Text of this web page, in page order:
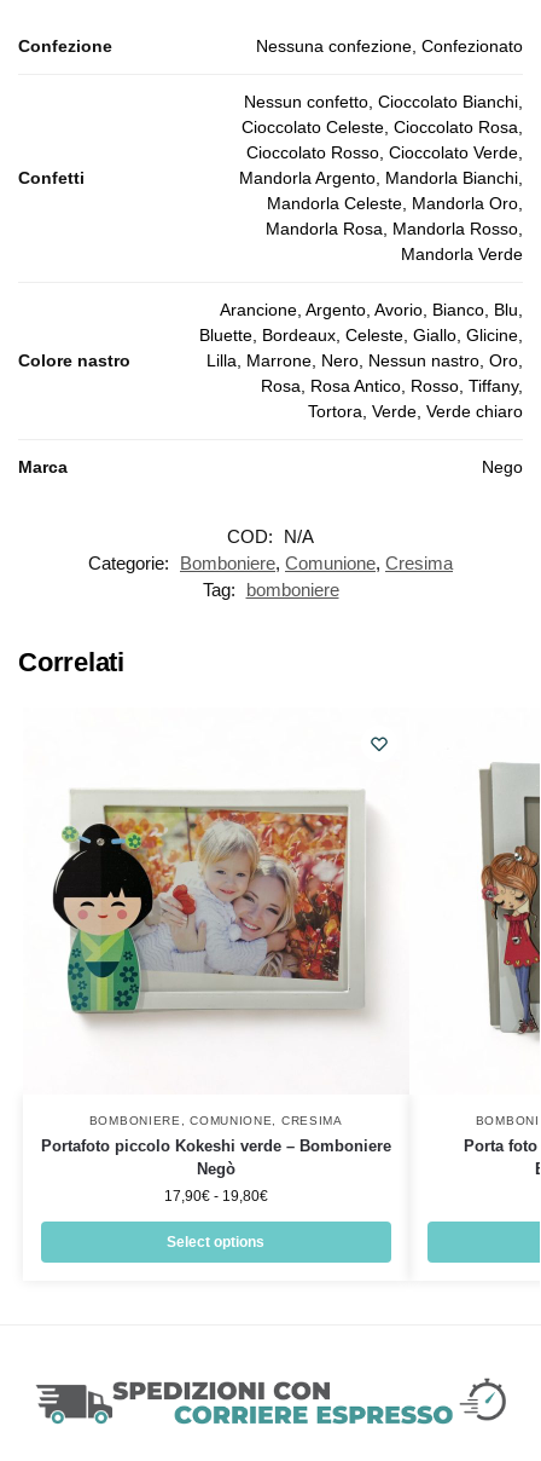
Confezione Nessuna confezione, Confezionato
Confetti
Nessun confetto, Cioccolato Bianchi,
Cioccolato Celeste, Cioccolato Rosa,
Cioccolato Rosso, Cioccolato Verde,
Mandorla Argento, Mandorla Bianchi,
Mandorla Celeste, Mandorla Oro,
Mandorla Rosa, Mandorla Rosso,
Mandorla Verde
Colore nastro
Arancione, Argento, Avorio, Bianco, Blu,
Bluette, Bordeaux, Celeste, Giallo, Glicine,
Lilla, Marrone, Nero, Nessun nastro, Oro,
Rosa, Rosa Antico, Rosso, Tiffany,
Tortora, Verde, Verde chiaro
Marca Nego
COD:
N/A
Categorie:
Bomboniere, Comunione, Cresima
Tag:
bomboniere
Correlati
BOMBONIERE,COMUNIONE, CRESIMA
Portafoto piccolo Kokeshi verde – Bomboniere
Negò
17,90€ - 19,80€
Select options
Porta